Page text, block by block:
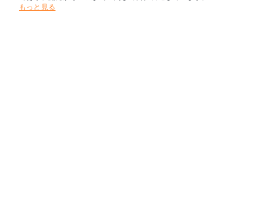
もっと見る